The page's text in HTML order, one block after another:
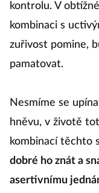
kontrolu. V
kombinaci s
zuřivost pomine,
pamatovat.
Nesmíme se
hněvu, v životě
kombinací těchto
dobré ho znát a
asertivnímu